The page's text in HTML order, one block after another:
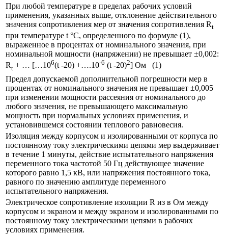
При любой температуре в пределах рабочих условий
применения, указанных выше, отклонение действительного
значения сопротивления мер от значения сопротивления Rt
при температуре t °С, определен­ного по формуле (1),
выраженное в процентах от номинального значения, при
номинальной мощности (напряжении) не превышает ±0,002:
Rt + … […106(t -20) +….10-6 (t -20)2] Ом (1)
Предел допускаемой дополнительной погрешности мер в
процентах от номинального значения не превышает ±0,005
при изменении мощности рассеяния от номинального до
любого значения, не превышающего максимальную
мощность при нормальных условиях применения, и
установившемся состоянии теплового равновесия.
Изоляция между корпусом и изолированными от корпуса по
постоянному току электрическими цепями мер выдерживает
в течение 1 минуты, действие испытательного напряжения
переменного тока частотой 50 Гц действующее значение
которого равно 1,5 кВ, или напряжения постоянного тока,
равного по значению амплитуде переменного
испытательного напряжения.
Электрическое сопротивление изоляции R из в Ом между
корпусом и экраном и между экраном и изолированными по
постоянному току электрическими цепями в рабочих
условиях применения.